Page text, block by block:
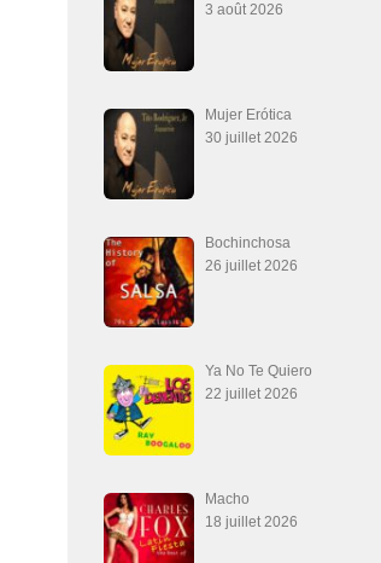
3 août 2026
Mujer Erótica
30 juillet 2026
Bochinchosa
26 juillet 2026
Ya No Te Quiero
22 juillet 2026
Macho
18 juillet 2026